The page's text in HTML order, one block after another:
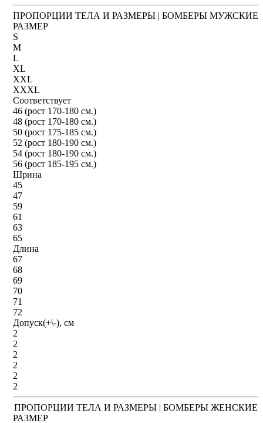
ПРОПОРЦИИ ТЕЛА И РАЗМЕРЫ | БОМБЕРЫ МУЖСКИЕ
РАЗМЕР
S
M
L
XL
XXL
XXXL
Соответствует
46 (рост 170-180 см.)
48 (рост 170-180 см.)
50 (рост 175-185 см.)
52 (рост 180-190 см.)
54 (рост 180-190 см.)
56 (рост 185-195 см.)
Шрина
45
47
59
61
63
65
Длина
67
68
69
70
71
72
Допуск(+\-), см
2
2
2
2
2
2
ПРОПОРЦИИ ТЕЛА И РАЗМЕРЫ | БОМБЕРЫ ЖЕНСКИЕ
РАЗМЕР